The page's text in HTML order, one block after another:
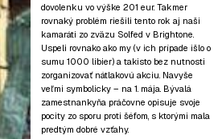
dovolenku vo výške 201 eur. Takmer
rovnaký problém riešili tento rok aj naši
kamaráti zo zväzu Solfed v Brightone.
Uspeli rovnako ako my (v ich prípade išlo o
sumu 1000 libier) a takisto bez nutnosti
zorganizovať nátlakovú akciu. Navyše
veľmi symbolicky – na 1. mája. Bývalá
zamestnankyňa práčovne opisuje svoje
pocity zo sporu proti šéfom, s ktorými mala
predtým dobré vzťahy.